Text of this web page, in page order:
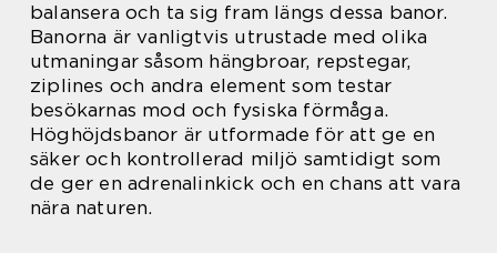
balansera och ta sig fram längs dessa banor.
Banorna är vanligtvis utrustade med olika
utmaningar såsom hängbroar, repstegar,
ziplines och andra element som testar
besökarnas mod och fysiska förmåga.
Höghöjdsbanor är utformade för att ge en
säker och kontrollerad miljö samtidigt som
de ger en adrenalinkick och en chans att vara
nära naturen.